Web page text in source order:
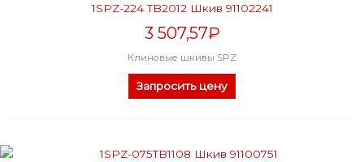
1SPZ-224 TB2012 Шкив 91102241
3 507,57₽
Клиновые шкивы SPZ
Запросить цену